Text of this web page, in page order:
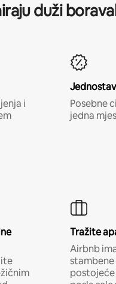
duži
i
Posebne
jedna
Tražite
Airbnb
postojeće